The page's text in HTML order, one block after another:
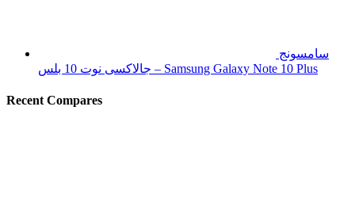
سامسونج
جالاكسى نوت 10 بلس – Samsung Galaxy Note 10 Plus
Recent Compares